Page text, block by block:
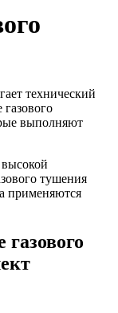
технический
выполняют
тушения
применяются